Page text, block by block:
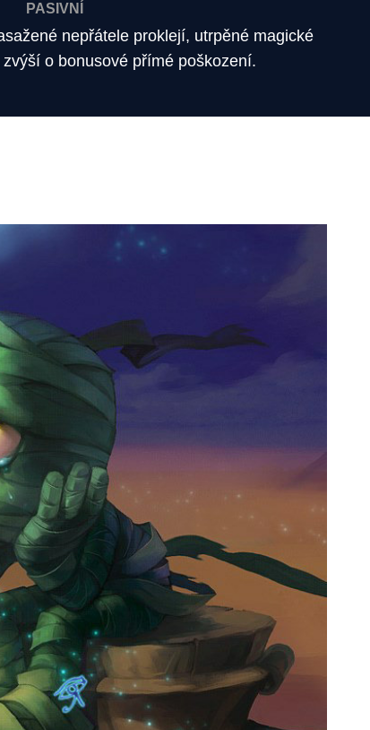
PASIVNÍ
nepřátele proklejí, utrpěné magické
o bonusové přímé poškození.